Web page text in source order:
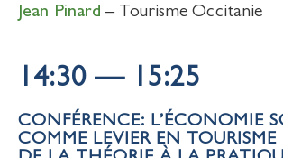
Jean Pinard – Tourisme Occitanie
14:30 — 15:25
CONFÉRENCE: L’ÉCONOMIE
COMME LEVIER EN TOURISME